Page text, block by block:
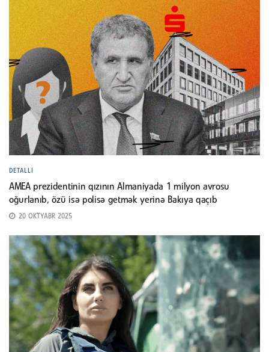
DETALLI
AMEA prezidentinin qızının Almaniyada 1 milyon avrosu
oğurlanıb, özü isə polisə getmək yerinə Bakıya qaçıb
20 OKTYABR 2025